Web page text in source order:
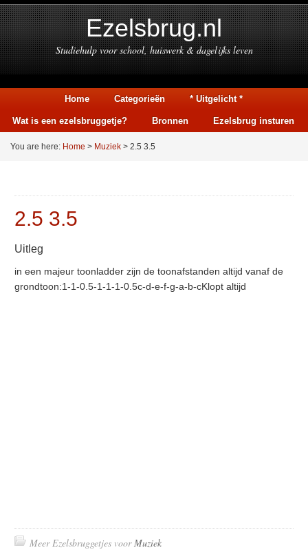
Ezelsbrug.nl
Studiehulp voor school, huiswerk & dagelijks leven
Home Categorieën * Uitgelicht *
Wat is een ezelsbruggetje? Bronnen Ezelsbrug insturen
You are here: Home > Muziek > 2.5 3.5
2.5 3.5
Uitleg
in een majeur toonladder zijn de toonafstanden altijd vanaf de
grondtoon:1-1-0.5-1-1-1-0.5c-d-e-f-g-a-b-cKlopt altijd
Meer Ezelsbruggetjes voorMuziek